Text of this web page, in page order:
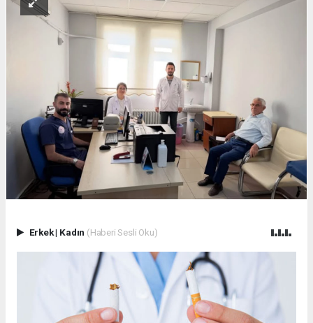
Erkek| Kadın (Haberi Sesli Oku)